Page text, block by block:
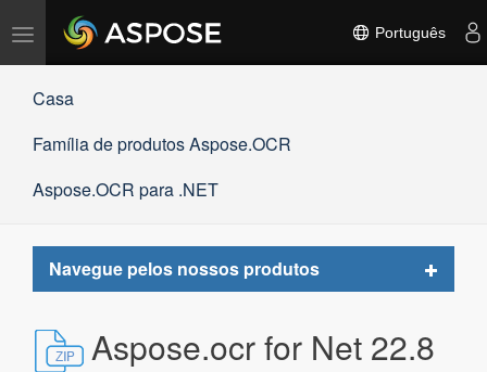
Alternar
navegação
Português
Casa
Família de produtos Aspose.OCR
Aspose.OCR para .NET
Navegue pelos nossos produtos
Toggle
Aspose.ocr for Net 22.8